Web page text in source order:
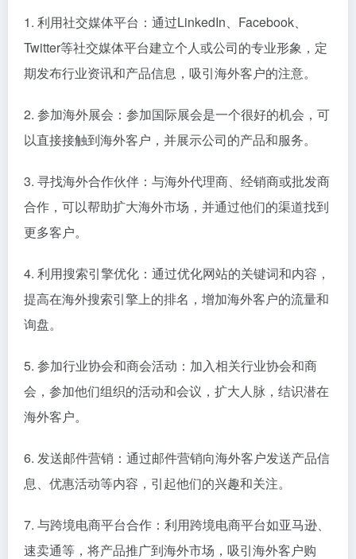
1. 利用社交媒体平台：通过LinkedIn、Facebook、
Twitter等社交媒体平台建立个人或公司的专业形象，定
期发布行业资讯和产品信息，吸引海外客户的注意。
2. 参加海外展会：参加国际展会是一个很好的机会，可
以直接接触到海外客户，并展示公司的产品和服务。
3. 寻找海外合作伙伴：与海外代理商、经销商或批发商
合作，可以帮助扩大海外市场，并通过他们的渠道找到
更多客户。
4. 利用搜索引擎优化：通过优化网站的关键词和内容，
提高在海外搜索引擎上的排名，增加海外客户的流量和
询盘。
5. 参加行业协会和商会活动：加入相关行业协会和商
会，参加他们组织的活动和会议，扩大人脉，结识潜在
海外客户。
6. 发送邮件营销：通过邮件营销向海外客户发送产品信
息、优惠活动等内容，引起他们的兴趣和关注。
7. 与跨境电商平台合作：利用跨境电商平台如亚马逊、
速卖通等，将产品推广到海外市场，吸引海外客户购